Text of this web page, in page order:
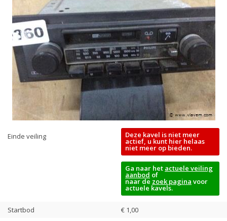
Einde veiling Deze kavel is niet meer
actief, u kunt hier helaas
niet meer op bieden.
Ga naar het actuele veiling
aanbod of
naar de zoek pagina voor
actuele kavels.
Startbod
€ 1,00